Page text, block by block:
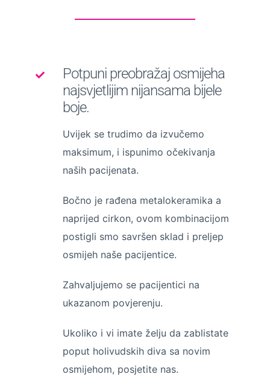
Potpuni preobražaj osmijeha
najsvjetlijim nijansama bijele
boje.
Uvijek se trudimo da izvučemo
maksimum, i ispunimo očekivanja
naših pacijenata.
Bočno je rađena metalokeramika a
naprijed cirkon, ovom kombinacijom
postigli smo savršen sklad i preljep
osmijeh naše pacijentice.
Zahvaljujemo se pacijentici na
ukazanom povjerenju.
Ukoliko i vi imate želju da zablistate
poput holivudskih diva sa novim
osmijehom, posjetite nas.